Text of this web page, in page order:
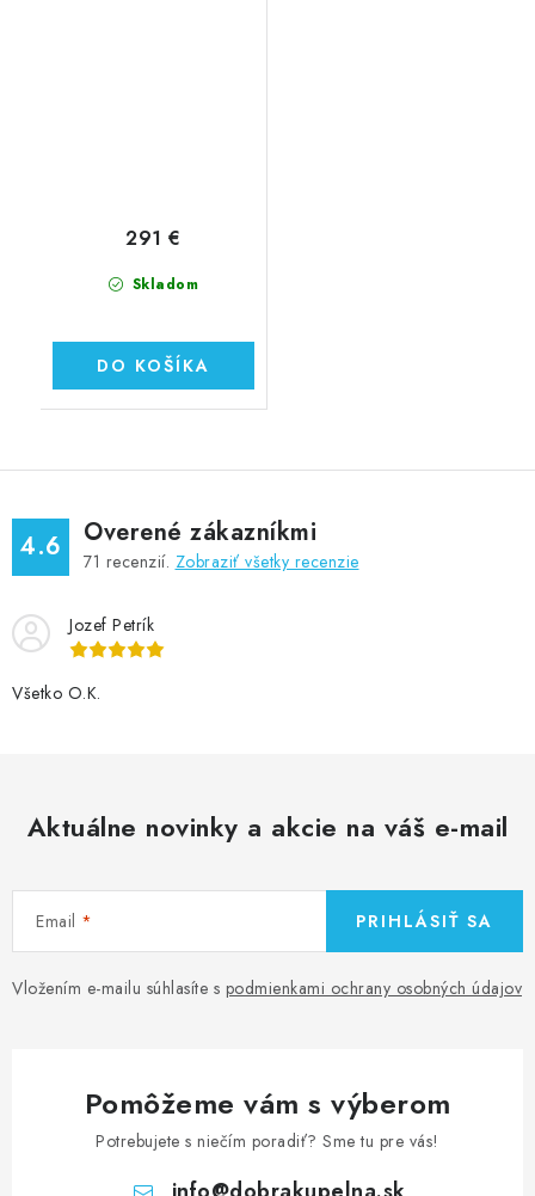
Skladom
291 €
DO KOŠÍKA
4.6 Overené zákazníkmi
71 recenzií. Zobraziť všetky recenzie
Jozef Petrík
Všetko O.K.
Aktuálne novinky a akcie na váš e-mail
Email
Vložením e-mailu súhlasíte s podmienkami ochrany osobných údajov
PRIHLÁSIŤ SA
Pomôžeme vám s výberom
Potrebujete s niečím poradiť? Sme tu pre vás!